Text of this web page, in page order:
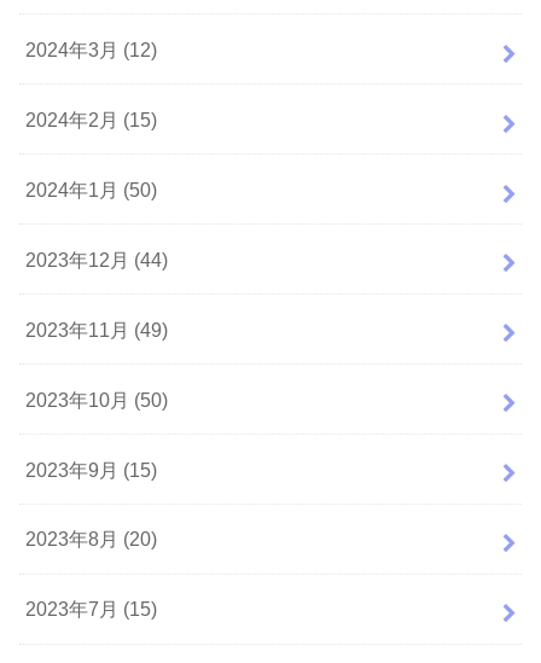
2024年3月 (12)
2024年2月 (15)
2024年1月 (50)
2023年12月 (44)
2023年11月 (49)
2023年10月 (50)
2023年9月 (15)
2023年8月 (20)
2023年7月 (15)